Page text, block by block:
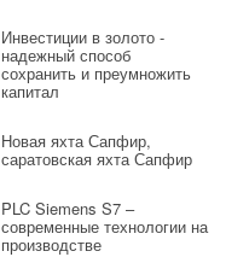
Инвестиции в золото -
надежный способ
сохранить и преумножить
капитал
Новая яхта Сапфир,
саратовская яхта Сапфир
PLC Siemens S7 –
современные технологии на
производстве